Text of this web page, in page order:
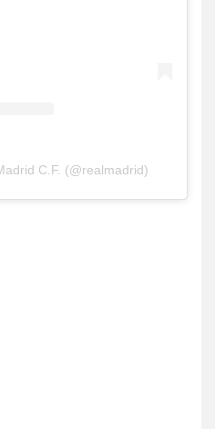
C.F. (@realmadrid)